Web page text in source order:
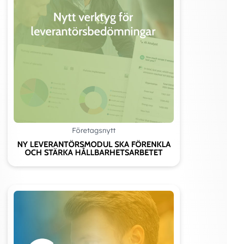
Företagsnytt
NY LEVERANTÖRSMODUL SKA FÖRENKLA
OCH STÄRKA HÅLLBARHETSARBETET